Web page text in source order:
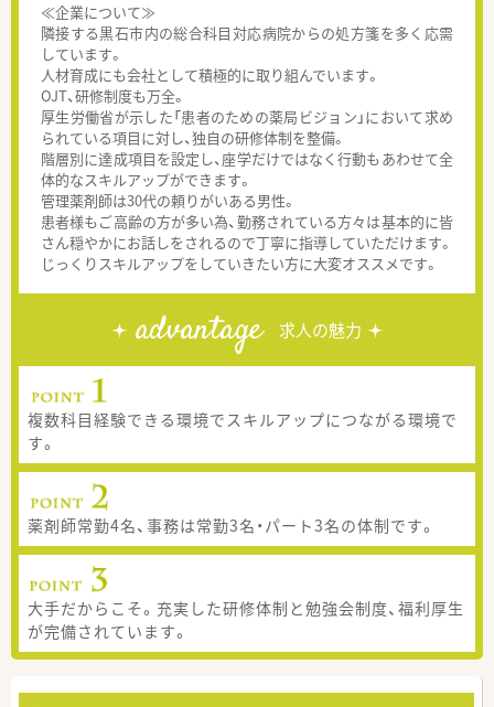
≪企業について≫
隣接する黒石市内の総合科目対応病院からの処方箋を多く応需
しています。
人材育成にも会社として積極的に取り組んでいます。
OJT、研修制度も万全。
厚生労働省が示した「患者のための薬局ビジョン」において求め
られている項目に対し、独自の研修体制を整備。
階層別に達成項目を設定し、座学だけではなく行動もあわせて全
体的なスキルアップができます。
管理薬剤師は30代の頼りがいある男性。
患者様もご高齢の方が多い為、勤務されている方々は基本的に皆
さん穏やかにお話しをされるので丁寧に指導していただけます。
じっくりスキルアップをしていきたい方に大変オススメです。
advantage 求人の魅力
複数科目経験できる環境でスキルアップにつながる環境で
す。
薬剤師常勤4名、事務は常勤3名・パート3名の体制です。
大手だからこそ。充実した研修体制と勉強会制度、福利厚生
が完備されています。